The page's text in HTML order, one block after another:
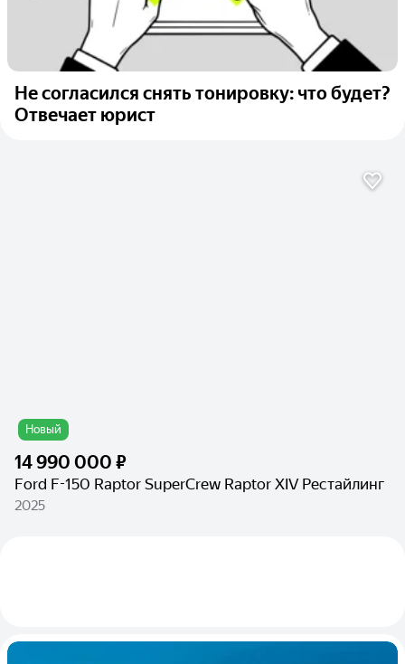
Не согласился снять тонировку: что будет?
Отвечает юрист
Новый
14 990 000 ₽
Ford F-150 Raptor SuperCrew Raptor XIV Рестайлинг
2025